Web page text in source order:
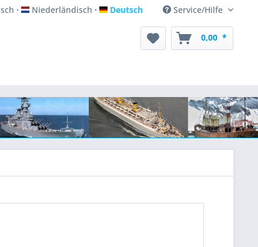
Niederländisch
Niederländisch Deutsch
Deutsch Service/Hilfe
0,00 *